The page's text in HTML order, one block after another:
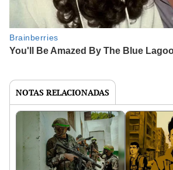
NOTAS RELACIONADAS